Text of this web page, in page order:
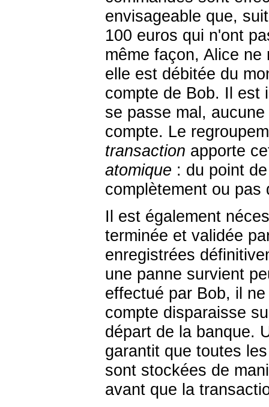
envisageable que,
100 euros qui n'ont
même façon, Alice
elle est débitée du
compte de Bob. Il est
se passe mal,
compte. Le
transaction apporte
atomique : du point
complètement ou pas
Il est également
terminée et validée
enregistrées
une panne survient
effectué par Bob, il
compte disparaisse
départ de la banque.
garantit que toutes
sont stockées de
avant que la